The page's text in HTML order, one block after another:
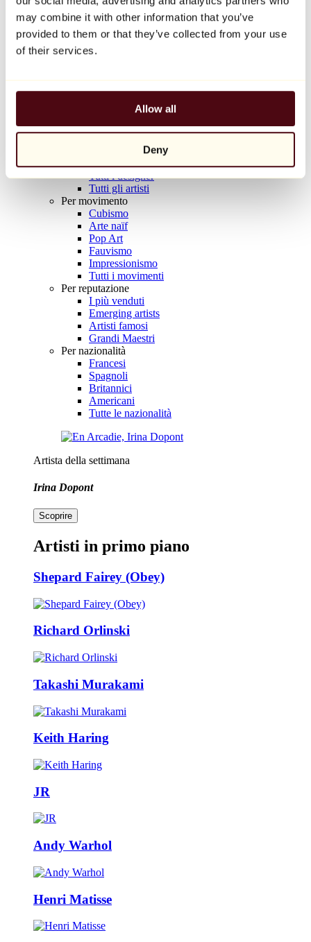
may combine it with other information that you’ve
provided to them or that they’ve collected from your use
of their services.
Allow all
Deny
Balloon Dog (Orange)
Jeff Koons
10.000 €
Artisti
Tutti i pittori
Tutti i fotografi
Tutti i disegnatori
Tutti i designer
Tutti gli artisti
Per movimento
Cubismo
Arte naïf
Pop Art
Fauvismo
Impressionismo
Tutti i movimenti
Per reputazione
I più venduti
Emerging artists
Artisti famosi
Grandi Maestri
Per nazionalità
Francesi
Spagnoli
Britannici
Americani
Tutte le nazionalità
Artista della settimana
Irina Dopont
Scoprire
Artisti in primo piano
Shepard Fairey (Obey)
Richard Orlinski
Takashi Murakami
Keith Haring
JR
Andy Warhol
Henri Matisse